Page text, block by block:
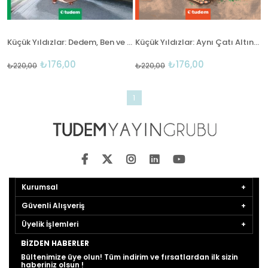
Küçük Yıldızlar: Dedem, Ben ve Definemiz
₺176,00
₺220,00
Küçük Yıldızlar: Aynı Çatı Altında
₺176,00
₺220,00
1
Kurumsal
Güvenli Alışveriş
Üyelik İşlemleri
BIZDEN HABERLER
Bültenimize üye olun! Tüm indirim ve fırsatlardan ilk sizin
haberiniz olsun !